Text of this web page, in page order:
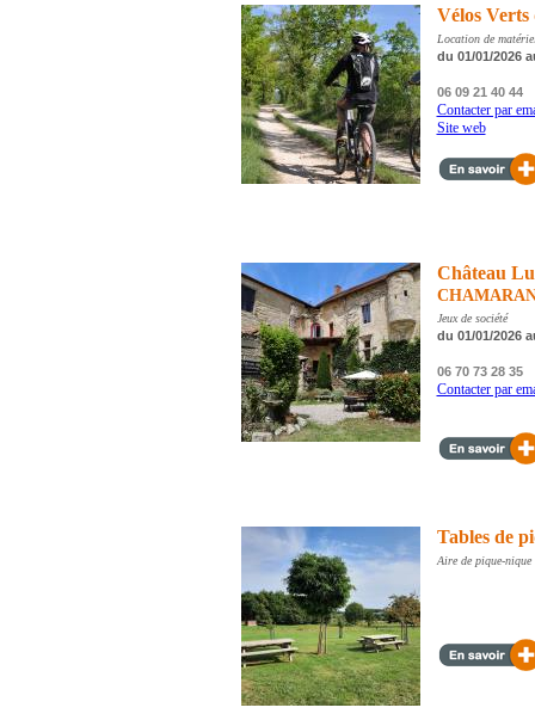
Vélos
Location de
du 01/01/2026
06 09 21 40 44
Contacter par
Site web
Château
Jeux de société
du 01/01/2026
06 70 73 28 35
Contacter par
Tables de
Aire de pique-nique